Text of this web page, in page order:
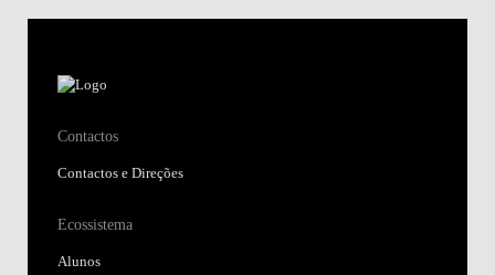
Contactos
Contactos e Direções
Ecossistema
Alunos